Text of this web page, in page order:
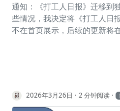
通知：《打工人日报》迁移到
些情况，我决定将《打工人日
不在首页展示，后续的更新将
2026年3月26日 2 分钟阅读